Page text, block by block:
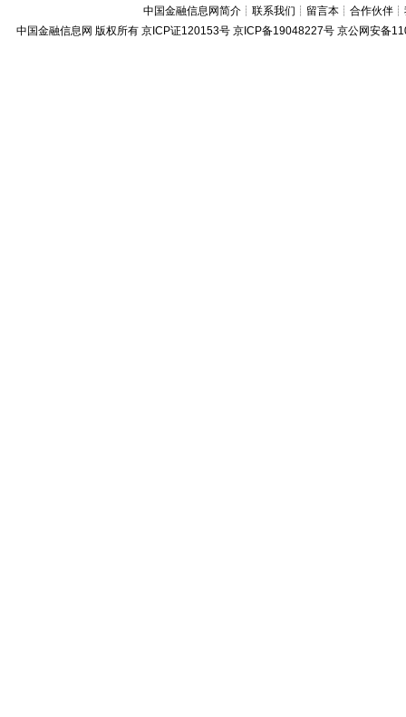
中国金融信息网简介 ┊联系我们 ┊ 留言本 ┊合作伙伴 ┊
中国金融信息网 版权所有 京ICP证120153号 京ICP备19048227号 京公网安备